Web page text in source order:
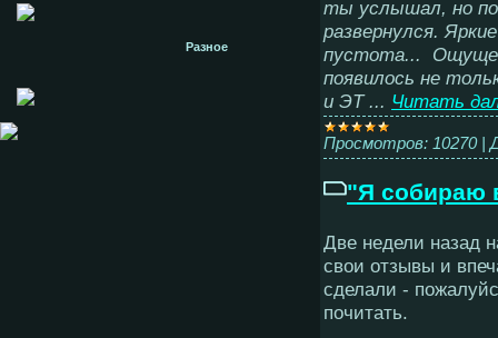
Разное
ты услышал, но
развернулся.
пустота...
появилось не
и ЭТ ... Читать
Просмотров: 10270 |
"Я собираю
Две недели назад
свои отзывы и
сделали -
почитать.